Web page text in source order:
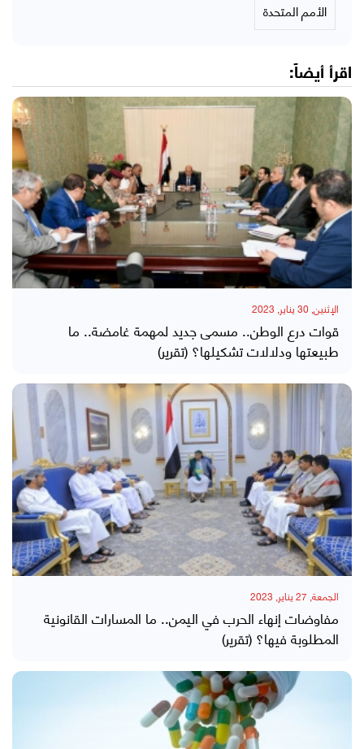
الأمم المتحدة
اقرأ أيضاً:
الإثنين, 30 يناير, 2023
قوات درع الوطن.. مسمى جديد لمهمة غامضة.. ما
طبيعتها ودلالات تشكيلها؟ (تقرير)
الجمعة, 27 يناير, 2023
مفاوضات إنهاء الحرب في اليمن.. ما المسارات القانونية
المطلوبة فيها؟ (تقرير)